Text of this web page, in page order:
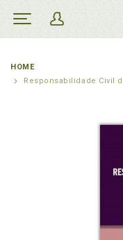
HOME
Responsabilidade Civil